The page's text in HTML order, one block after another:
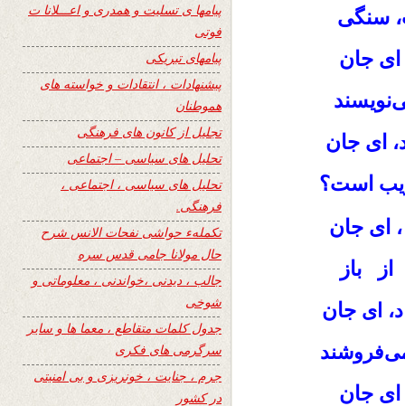
سنگی
ای جان
ای جان
است؟
ای جان
باز
ای جان
جان
پیامها ی تسلیت و همدری و اعـــلانا ت
فوتی
پیامهای تبریکی
پیشنهادات ، انتقادات و خواسته های
هموطنان
تجلیل از کانون های فرهنگی
تحلیل های سیاسی – اجتماعی
تحلیل های سیاسی ، اجتماعی ،
فرهنگی.
تکملهء حواشی نفحات الانس شرح
حال مولانا جامی قدس سره
جالب ، دیدنی ،خواندنی ، معلوماتی و
شوخی
جدول کلمات متقاطع ، معما ها و سایر
سرگرمی های فکری
جرم ، جنایت ، خونریزی و بی امنیتی
در کشور